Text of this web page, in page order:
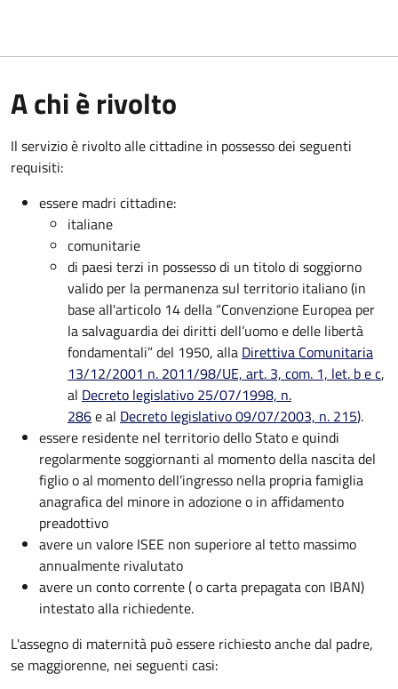
A chi è rivolto
Il servizio è rivolto alle cittadine in possesso dei seguenti
requisiti:
essere madri cittadine:
italiane
comunitarie
di paesi terzi in possesso di un titolo di soggiorno
valido per la permanenza sul territorio italiano (in
base all'articolo 14 della “Convenzione Europea per
la salvaguardia dei diritti dell’uomo e delle libertà
fondamentali” del 1950, alla Direttiva Comunitaria
13/12/2001 n. 2011/98/UE, art. 3, com. 1, let. b e c,
al Decreto legislativo 25/07/1998, n.
286e al Decreto legislativo 09/07/2003, n. 215).
essere residente nel territorio dello Stato e quindi
regolarmente soggiornanti al momento della nascita del
figlio o al momento dell’ingresso nella propria famiglia
anagrafica del minore in adozione o in affidamento
preadottivo
avere un valore ISEE non superiore al tetto massimo
annualmente rivalutato
avere un conto corrente ( o carta prepagata con IBAN)
intestato alla richiedente.
L'assegno di maternità può essere richiesto anche dal padre,
se maggiorenne, nei seguenti casi: